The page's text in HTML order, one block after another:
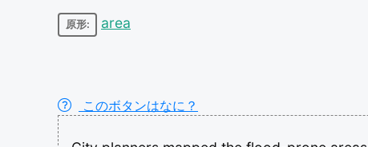
原形: area
このボタンはなに？